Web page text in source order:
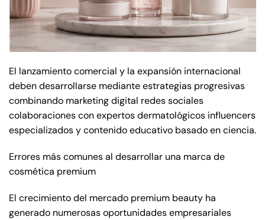
El lanzamiento comercial y la expansión internacional
deben desarrollarse mediante estrategias progresivas
combinando marketing digital redes sociales
colaboraciones con expertos dermatológicos influencers
especializados y contenido educativo basado en ciencia.
Errores más comunes al desarrollar una marca de
cosmética premium
El crecimiento del mercado premium beauty ha
generado numerosas oportunidades empresariales